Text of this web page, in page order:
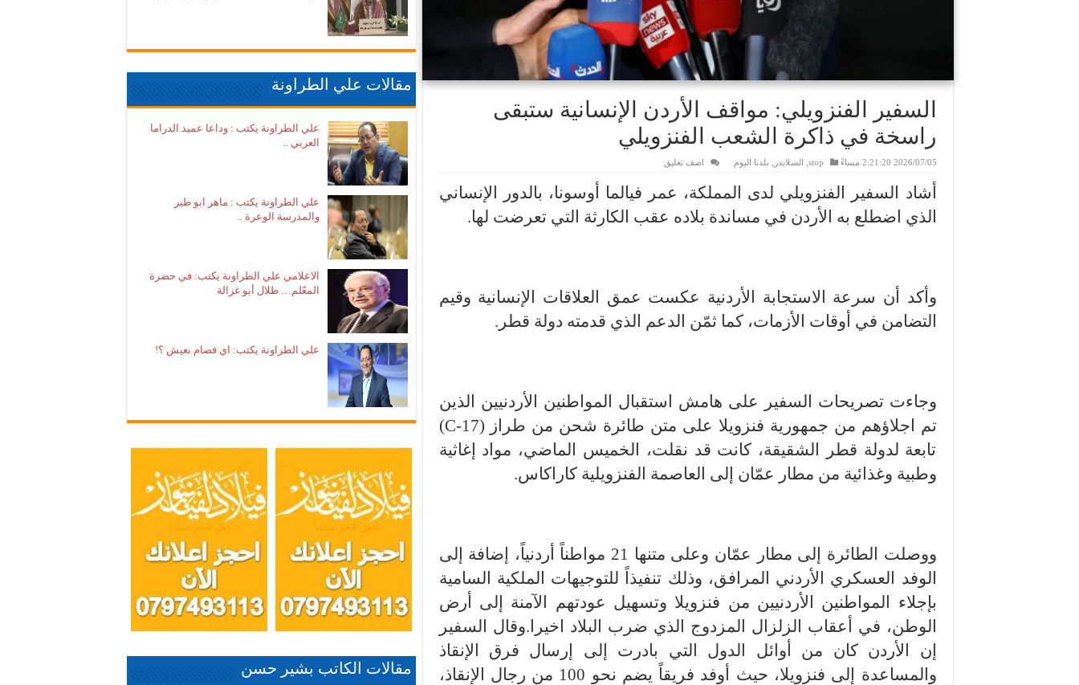
السفير الفنزويلي: مواقف الأردن الإنسانية ستبقى
راسخة في ذاكرة الشعب الفنزويلي
2026/07/05 2:21:20 مساءً stop السلايدر بلدنا اليوم اضف تعليق
أشاد السفير الفنزويلي لدى المملكة، عمر فيالما أوسونا، بالدور الإنساني
الذي اضطلع به الأردن في مساندة بلاده عقب الكارثة التي تعرضت لها.
وأكد أن سرعة الاستجابة الأردنية عكست عمق العلاقات الإنسانية وقيم
التضامن في أوقات الأزمات، كما ثمّن الدعم الذي قدمته دولة قطر.
وجاءت تصريحات السفير على هامش استقبال المواطنين الأردنيين الذين
تم اجلاؤهم من جمهورية فنزويلا على متن طائرة شحن من طراز (C-17)
تابعة لدولة قطر الشقيقة، كانت قد نقلت، الخميس الماضي، مواد إغاثية
وطبية وغذائية من مطار عمّان إلى العاصمة الفنزويلية كاراكاس.
ووصلت الطائرة إلى مطار عمّان وعلى متنها 21 مواطناً أردنياً، إضافة إلى
الوفد العسكري الأردني المرافق، وذلك تنفيذاً للتوجيهات الملكية السامية
بإجلاء المواطنين الأردنيين من فنزويلا وتسهيل عودتهم الآمنة إلى أرض
الوطن، في أعقاب الزلزال المزدوج الذي ضرب البلاد اخيرا.وقال السفير
إن الأردن كان من أوائل الدول التي بادرت إلى إرسال فرق الإنقاذ
والمساعدة إلى فنزويلا، حيث أوفد فريقاً يضم نحو 100 من رجال الإنقاذ،
مقالات علي الطراونة
علي الطراونة يكتب : وداعا عميد الدراما
العربي ..
علي الطراونة يكتب : ماهر ابو طير
والمدرسة الوعرة ..
الاعلامي علي الطراونة يكتب: في حضرة
المعّلم… طلال أبو غزالة
علي الطراونة يكتب: اي فصام نعيش ؟!
مقالات الكاتب بشير حسن